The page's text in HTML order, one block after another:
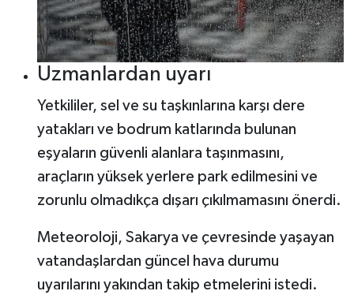
Uzmanlardan uyarı
Yetkililer, sel ve su taşkınlarına karşı dere
yatakları ve bodrum katlarında bulunan
eşyaların güvenli alanlara taşınmasını,
araçların yüksek yerlere park edilmesini ve
zorunlu olmadıkça dışarı çıkılmamasını önerdi.
Meteoroloji, Sakarya ve çevresinde yaşayan
vatandaşlardan güncel hava durumu
uyarılarını yakından takip etmelerini istedi.